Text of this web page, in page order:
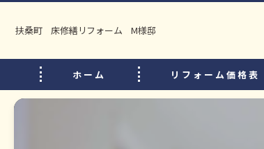
扶桑町 床修繕リフォーム M様邸
ホーム リフォーム価格表